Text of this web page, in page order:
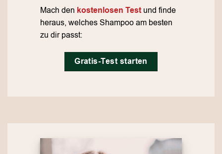
Mach den kostenlosen Testund finde
heraus, welches Shampoo am besten
zu dir passt:
Gratis-Test starten